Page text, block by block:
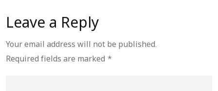
Leave a Reply
Your email address will not be published.
Required fields are marked *